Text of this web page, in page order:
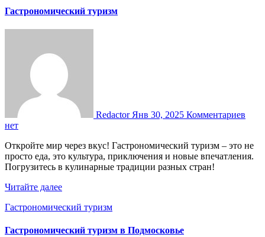
Гастрономический туризм
Redactor Янв 30, 2025 Комментариев
нет
Откройте мир через вкус! Гастрономический туризм – это не
просто еда, это культура, приключения и новые впечатления.
Погрузитесь в кулинарные традиции разных стран!
Читайте далее
Гастрономический туризм
Гастрономический туризм в Подмосковье